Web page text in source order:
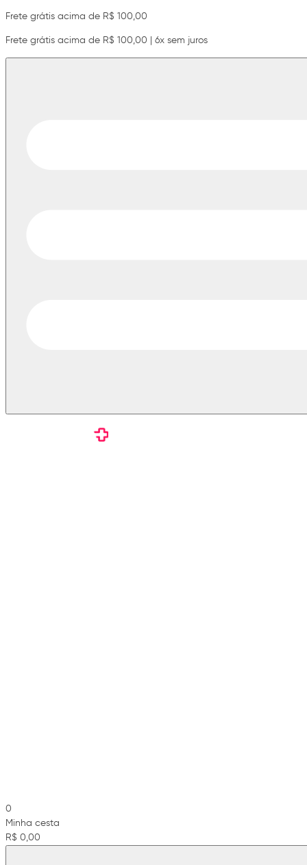
Frete grátis acima de R$ 100,00
Frete grátis acima de R$ 100,00 | 6x sem juros
0
Minha cesta
R$ 0,00